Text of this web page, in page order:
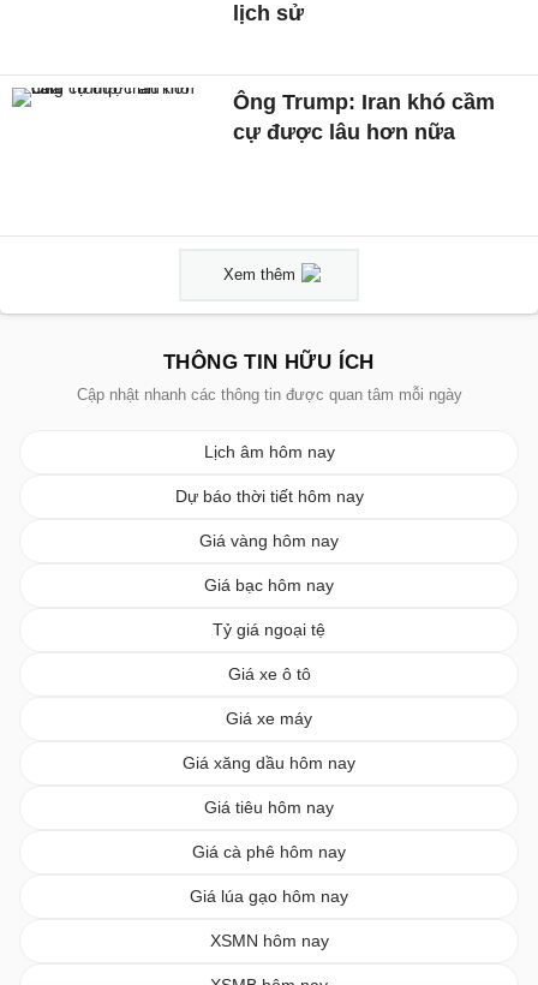
lịch sử
Ông Trump: Iran khó cầm
cự được lâu hơn nữa
Xem thêm
THÔNG TIN HỮU ÍCH
Cập nhật nhanh các thông tin được quan tâm mỗi ngày
Lịch âm hôm nay
Dự báo thời tiết hôm nay
Giá vàng hôm nay
Giá bạc hôm nay
Tỷ giá ngoại tệ
Giá xe ô tô
Giá xe máy
Giá xăng dầu hôm nay
Giá tiêu hôm nay
Giá cà phê hôm nay
Giá lúa gạo hôm nay
XSMN hôm nay